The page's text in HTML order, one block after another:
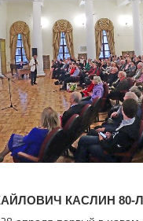
КАСЛИН 80-